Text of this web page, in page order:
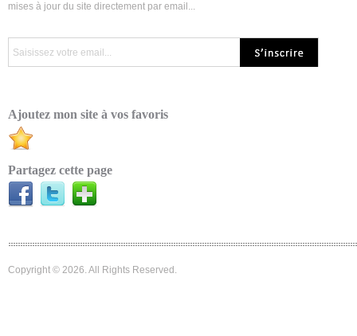
mises à jour du site directement par email...
Ajoutez mon site à vos favoris
Partagez cette page
Copyright © 2026. All Rights Reserved.